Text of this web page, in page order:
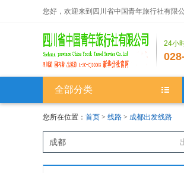
您好，欢迎来到四川省中国青年旅行社有限
24小
全部分类
您所在位置： 首页 > 线路 > 成都出发线路
成都